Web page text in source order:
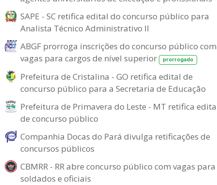
SAPE - SC retifica edital do concurso público para
Analista Técnico Administrativo II
ABGF prorroga inscrições do concurso público com
vagas para cargos de nível superior
prorrogado
Prefeitura de Cristalina - GO retifica edital de
concurso público para a Secretaria de Educação
Prefeitura de Primavera do Leste - MT retifica
de concurso público
Companhia Docas do Pará divulga retificações de
concursos públicos
CBMRR - RR abre concurso público com vagas para
soldados e oficiais